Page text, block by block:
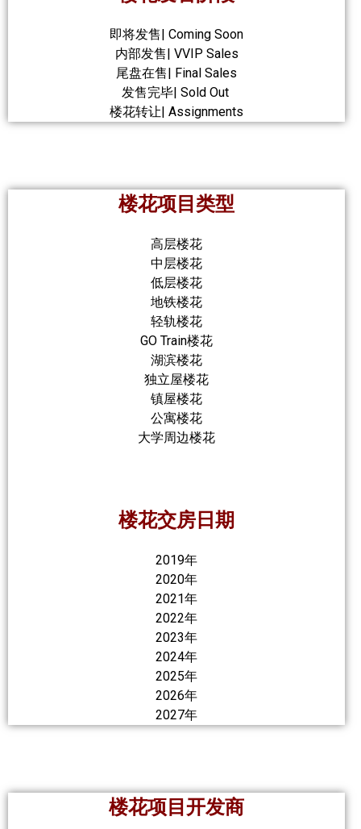
即将发售| Coming Soon
内部发售| VVIP Sales
尾盘在售| Final Sales
发售完毕| Sold Out
楼花转让| Assignments
楼花项目类型
高层楼花
中层楼花
低层楼花
地铁楼花
轻轨楼花
GO Train楼花
湖滨楼花
独立屋楼花
镇屋楼花
公寓楼花
大学周边楼花
楼花交房日期
2019年
2020年
2021年
2022年
2023年
2024年
2025年
2026年
2027年
楼花项目开发商